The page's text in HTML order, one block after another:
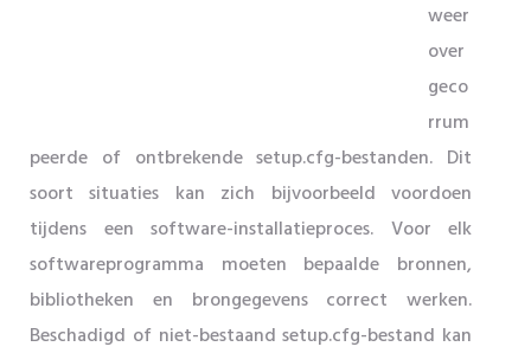
weer
over
geco
rrum
peerde of ontbrekende setup.cfg-bestanden. Dit
soort situaties kan zich bijvoorbeeld voordoen
tijdens een software-installatieproces. Voor elk
softwareprogramma moeten bepaalde bronnen,
bibliotheken en brongegevens correct werken.
Beschadigd of niet-bestaand setup.cfg-bestand kan